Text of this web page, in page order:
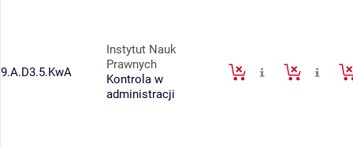
9.A.D3.5.KwA
Instytut Nauk
Prawnych
Kontrola w
administracji